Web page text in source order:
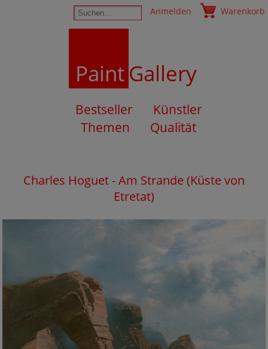
Anmelden Warenkorb
PaintGallery
Bestseller
Künstler
Themen
Qualität
Charles Hoguet - Am Strande (Küste von
Etretat)